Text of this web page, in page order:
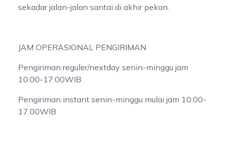
sekadar jalan-jalan santai di akhir pekan.
JAM OPERASIONAL PENGIRIMAN
Pengiriman reguler/nextday senin-minggu jam
10.00-17.00WIB
Pengiriman instant senin-minggu mulai jam 10.00-
17.00WIB